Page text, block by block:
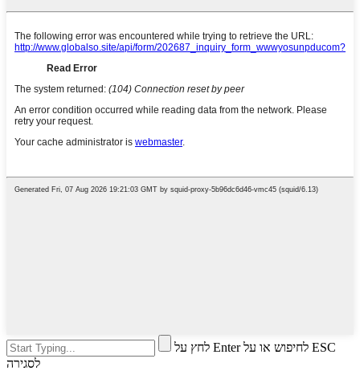
לחץ על Enter לחיפוש או על ESC
לסגירה